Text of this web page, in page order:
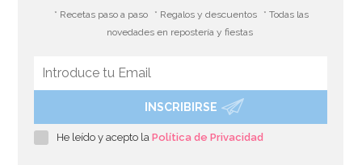
Líquido Float Plus para Globos 70 ml
* Recetas paso a paso * Regalos y descuentos
* Todas las
novedades en repostería y fiestas
INSCRIBIRSE
He leído y acepto laPolítica de Privacidad